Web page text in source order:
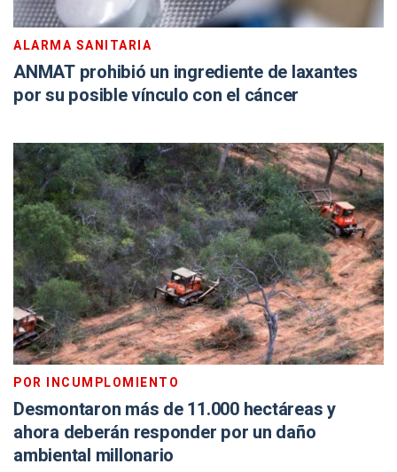
ALARMA SANITARIA
ANMAT prohibió un ingrediente de laxantes
por su posible vínculo con el cáncer
POR INCUMPLOMIENTO
Desmontaron más de 11.000 hectáreas y
ahora deberán responder por un daño
ambiental millonario